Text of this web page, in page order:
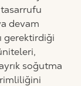
tasarrufu
devam
gerektirdiği
soğutma